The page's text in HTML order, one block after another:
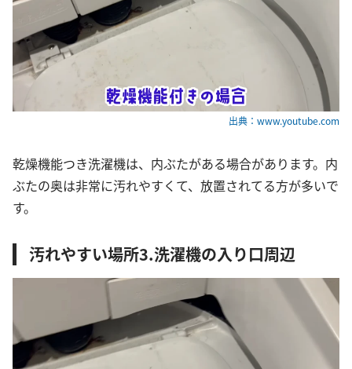
出典：www.youtube.com
乾燥機能つき洗濯機は、内ぶたがある場合があります。内
ぶたの奥は非常に汚れやすくて、放置されてる方が多いで
す。
汚れやすい場所3.洗濯機の入り口周辺